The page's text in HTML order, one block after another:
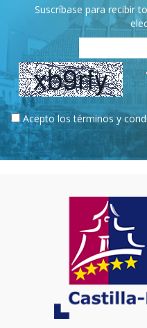
Suscríbase para recibir
Acepto los términos y